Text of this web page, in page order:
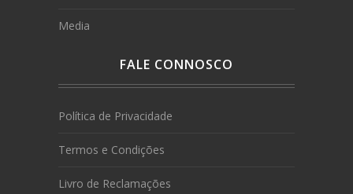
Media
FALE CONNOSCO
Política de Privacidade
Termos e Condições
Livro de Reclamações